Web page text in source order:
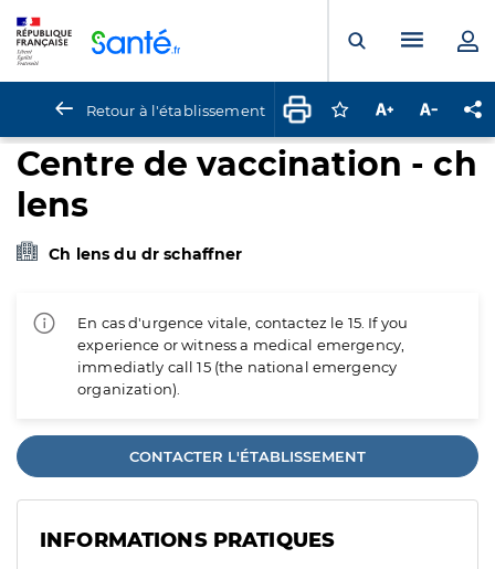
Ouvrir laMenu
Retour à l'établissement Connectez-vous
Augmenter la
Centre de vaccination - ch
lens
Ch lens du dr schaffner
En cas d'urgence vitale, contactez le 15. If you
experience or witness a medical emergency,
immediatly call 15 (the national emergency
organization).
CONTACTER L'ÉTABLISSEMENT
INFORMATIONS PRATIQUES